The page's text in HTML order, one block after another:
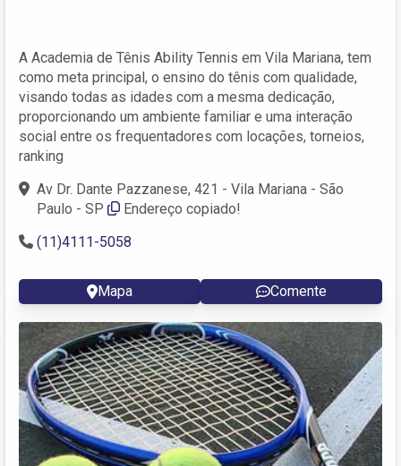
A Academia de Tênis Ability Tennis em Vila Mariana, tem
como meta principal, o ensino do tênis com qualidade,
visando todas as idades com a mesma dedicação,
proporcionando um ambiente familiar e uma interação
social entre os frequentadores com locações, torneios,
ranking
Av Dr. Dante Pazzanese, 421 - Vila Mariana - São
Paulo - SP
Endereço copiado!
(11)4111-5058
Mapa Comente